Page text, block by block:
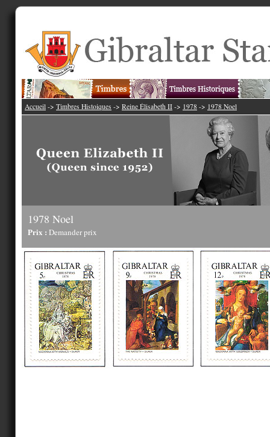
Accueil -> Timbres Histoiques -> Reine Élisabeth II -> 1978 -> 1978 Noel
1978 Noel
Prix : Demander prix